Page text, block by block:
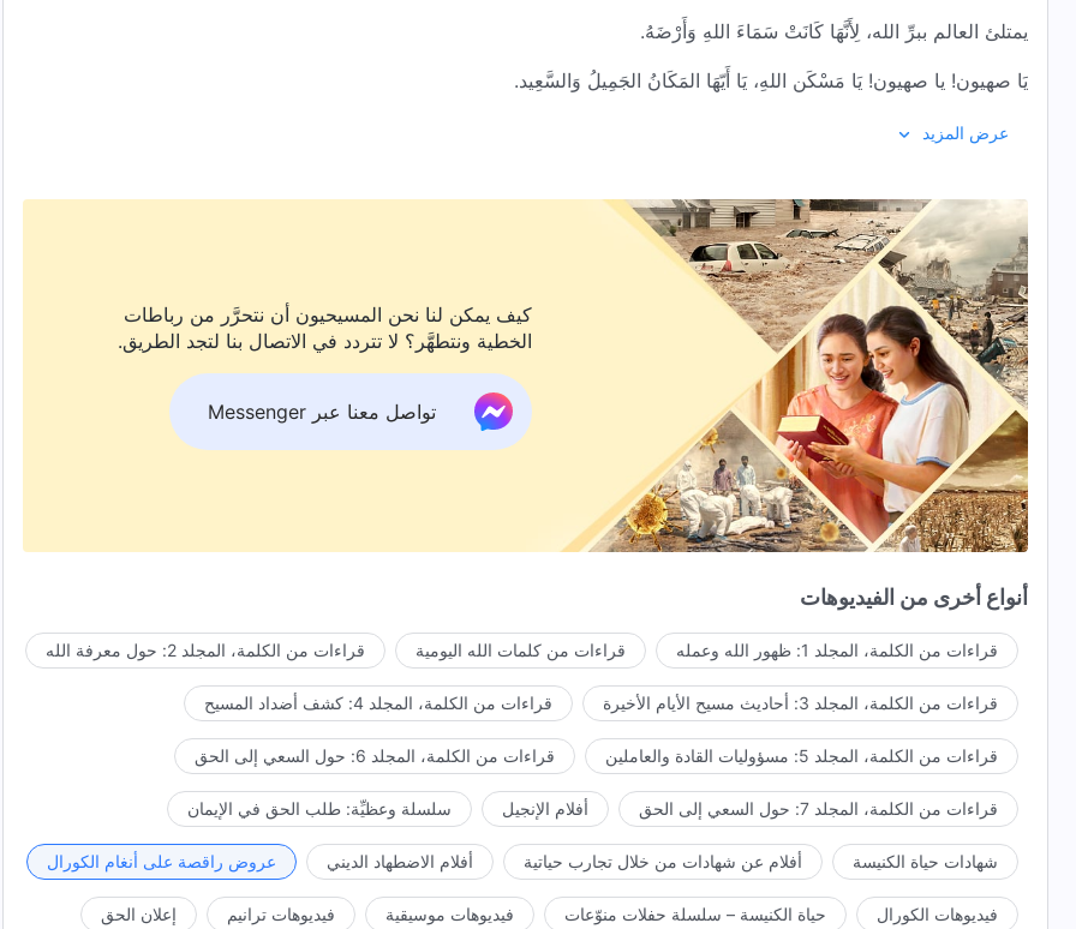
يمتلئ العالم ببرِّ الله، لِأَنَّهَا كَانَتْ سَمَاءَ اللهِ وَأَرْضَهُ.
يَا صهيون! يا صهيون! يَا مَسْكَن اللهِ، يَا أَيّهَا المَكَانُ الجَمِيلُ وَالسَّعِيد.
اجتماعنا معًا بهجةٌ لا تُضَاهَى؛ سنتمتع بالنعيم العائلي إلى الأبد مع الله.
وجه الله يشع بسعادة مُشرقة؛ لَقَدْ جَاءَ يَوْمُ اللهِ.
تُرَحِّبُ جَمِيعُ السُّحُبِ البَيْضَاء فِي السَّمَاءِ به، لأنّه قد عاد مُظفَّرًا.
قلب الله مسرور للغاية، قلب الله مرتاح – إنه متحمسٌ للغاية.
لَقَدْ عَادَ اللهُ إِلَى مَسْكَنِهِ، ويَتَذَوَّقُ دِفْءَ العَائِلَةِ ثَانِيَةً.
يَا صهيون! يا صهيون! يَا مَسْكَن اللهِ، يَا أَيّهَا المَكَانُ الجَمِيلُ وَالسَّعِيد.
اجتماعنا معًا بهجةٌ لا تُضَاهَى؛ سنتمتع بالنعيم العائلي إلى الأبد مع الله.
3
يكمل الله خطة تدبيره التي استمرت ستة آلاف سنة وعاد مُظَفَّراً.
نُهَلِّلُ وَنَقْفِز فَرَحًا، فالله يملك زمام السيادة على الأرض.
يَا صهيون! يا صهيون! يَا مَسْكَن اللهِ، يَا أَيّهَا المَكَانُ الجَمِيلُ وَالسَّعِيد.
اجتماعنا معًا بهجةٌ لا تُضَاهَى؛ سنتمتع بالنعيم العائلي إلى الأبد مع الله.
من اتبعوا الحمل ورنموا ترنيمات جديدة
عرض المزيد
كيف يمكن لنا نحن المسيحيون أن نتحرَّر من رباطات
الخطية ونتطهَّر؟ لا تتردد في الاتصال بنا لتجد الطريق.
تواصل معنا عبر Messenger
أنواع أخرى من الفيديوهات
قراءات من الكلمة، المجلد 1: ظهور الله وعمله قراءات من كلمات الله اليومية قراءات من الكلمة، المجلد 2: حول معرفة الله
قراءات من الكلمة، المجلد 3: أحاديث مسيح الأيام الأخيرة قراءات من الكلمة، المجلد 4: كشف أضداد المسيح
قراءات من الكلمة، المجلد 5: مسؤوليات القادة والعاملين قراءات من الكلمة، المجلد 6: حول السعي إلى الحق
قراءات من الكلمة، المجلد 7: حول السعي إلى الحق أفلام الإنجيل سلسلة وعظيِّة: طلب الحق في الإيمان
شهادات حياة الكنيسة أفلام عن شهادات من خلال تجارب حياتية أفلام الاضطهاد الديني عروض راقصة على أنغام الكورال
فيديوهات الكورال حياة الكنيسة – سلسلة حفلات منوّعات فيديوهات موسيقية فيديوهات ترانيم إعلان الحق